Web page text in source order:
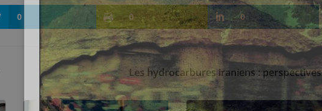
0 0 0
Les hydrocarbures iraniens : perspectives